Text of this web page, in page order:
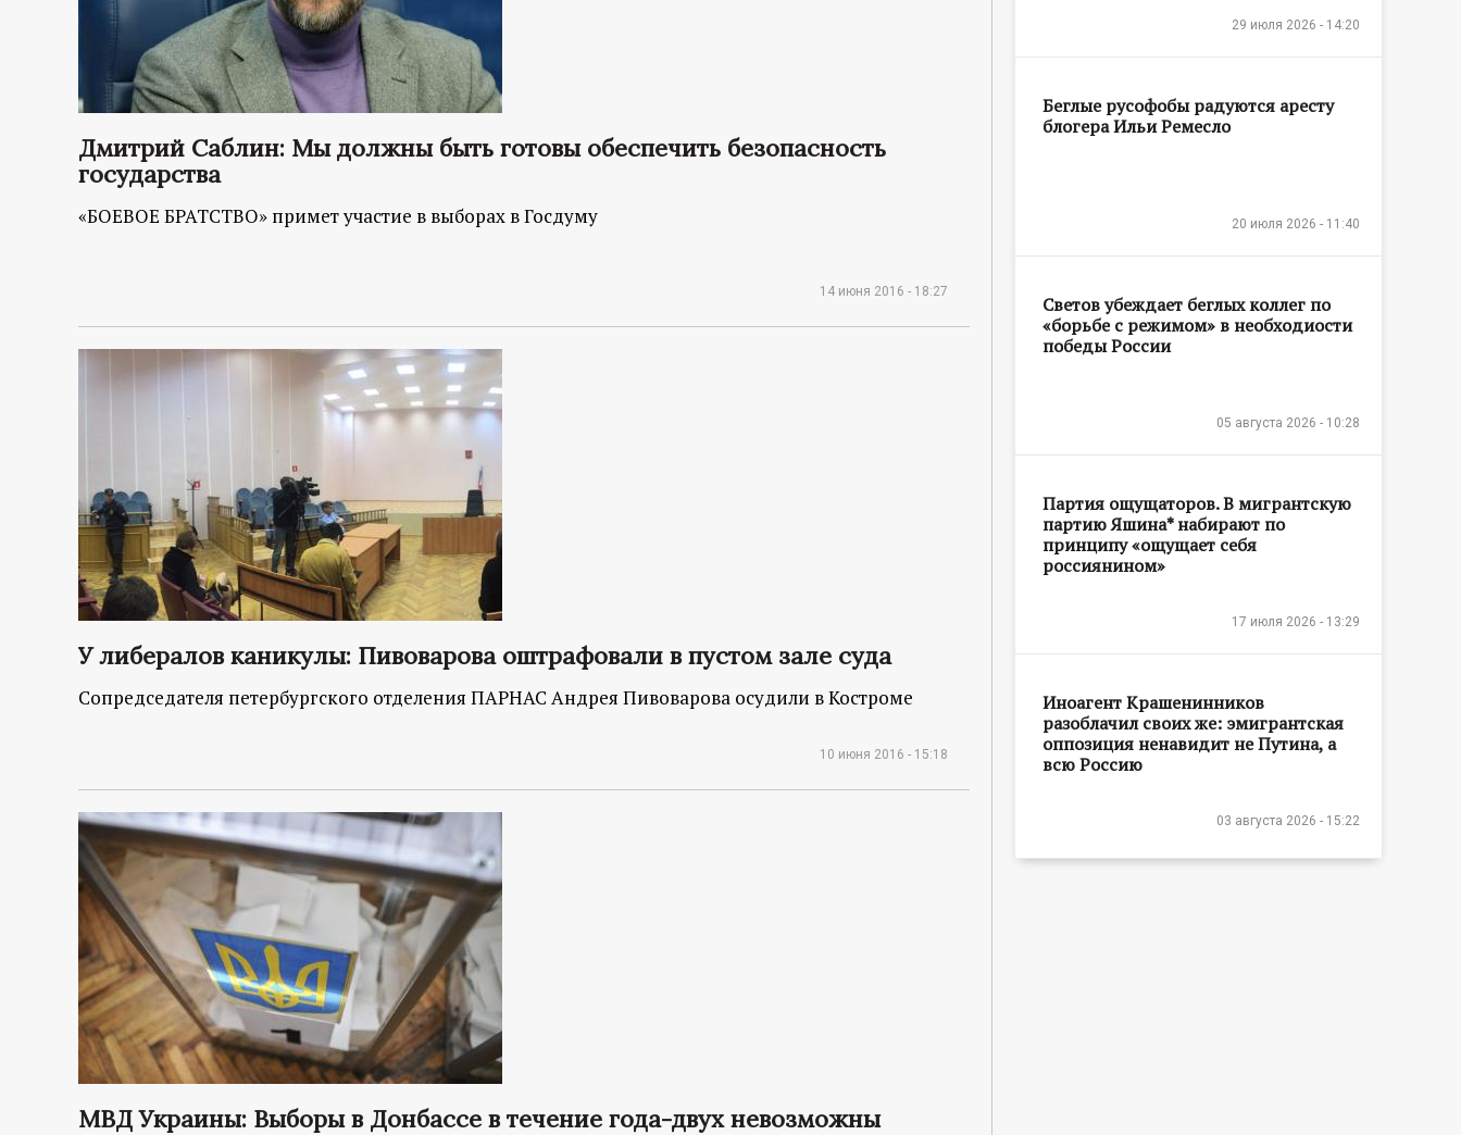
т
а
Дмитрий Саблин: Мы должны быть готовы обеспечить безопасность
государства
«БОЕВОЕ БРАТСТВО» примет участие в выборах в Госдуму
14 июня 2016 - 18:27
У либералов каникулы: Пивоварова оштрафовали в пустом зале суда
Сопредседателя петербургского отделения ПАРНАС Андрея Пивоварова осудили в Костроме
10 июня 2016 - 15:18
МВД Украины: Выборы в Донбассе в течение года-двух невозможны
29 июля 2026 - 14:20
Беглые русофобы радуются аресту
блогера Ильи Ремесло
20 июля 2026 - 11:40
Светов убеждает беглых коллег по
«борьбе с режимом» в необходиости
победы России
05 августа 2026 - 10:28
Партия ощущаторов. В мигрантскую
партию Яшина* набирают по
принципу «ощущает себя
россиянином»
17 июля 2026 - 13:29
Иноагент Крашенинников
разоблачил своих же: эмигрантская
оппозиция ненавидит не Путина, а
всю Россию
03 августа 2026 - 15:22